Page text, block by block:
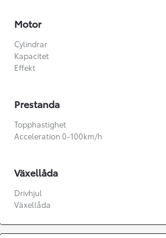
Från 3 548 kr/mån
Motor
Cylindrar
Kapacitet
Effekt
Prestanda
Topphastighet
Acceleration 0-100km/h
Växellåda
Drivhjul
Växellåda